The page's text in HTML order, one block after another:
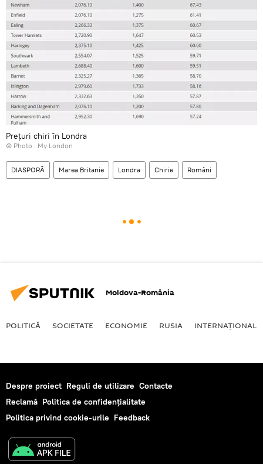
Prețuri chiri în Londra
© Photo : My London
DIASPORĂ Marea Britanie Londra Chirie Români
Moldova-România
POLITICĂ SOCIETATE ECONOMIE RUSIA INTERNAŢIONAL
Despre proiect Reguli de utilizare Contacte
Reclamă Politica de confidențialitate
Politica privind cookie-urile Feedback